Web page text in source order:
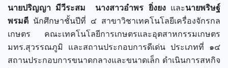
นายปริญญา มีวีระสม นางสาวอำพร ยิ่งยงและนายพริษฐ์
พรมดี นักศึกษาชั้นปีที่ ๔ สาขาวิชาเทคโนโลยีเครื่องจักรกล
เกษตร คณะเทคโนโลยีการเกษตรและอุตสาหกรรมเกษตร
มทร.สุวรรณภูมิ และสถานประกอบการดีเด่น ประเภทที่ ๑๔
สถานประกอบการขนาดกลางและขนาดเล็ก ดำเนินการสหกิจ